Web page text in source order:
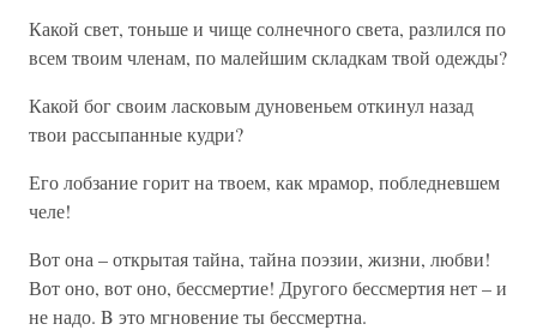
Какой свет, тоньше и чище солнечного света, разлился по
всем твоим членам, по малейшим складкам твой одежды?
Какой бог своим ласковым дуновеньем откинул назад
твои рассыпанные кудри?
Его лобзание горит на твоем, как мрамор, побледневшем
челе!
Вот она – открытая тайна, тайна поэзии, жизни, любви!
Вот оно, вот оно, бессмертие! Другого бессмертия нет – и
не надо. B это мгновение ты бессмертна.